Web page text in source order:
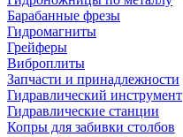
Барабанные фрезы
Гидромагниты
Грейферы
Виброплиты
Запчасти и принадлежности
Гидравлический инструмент
Гидравлические станции
Копры для забивки столбов